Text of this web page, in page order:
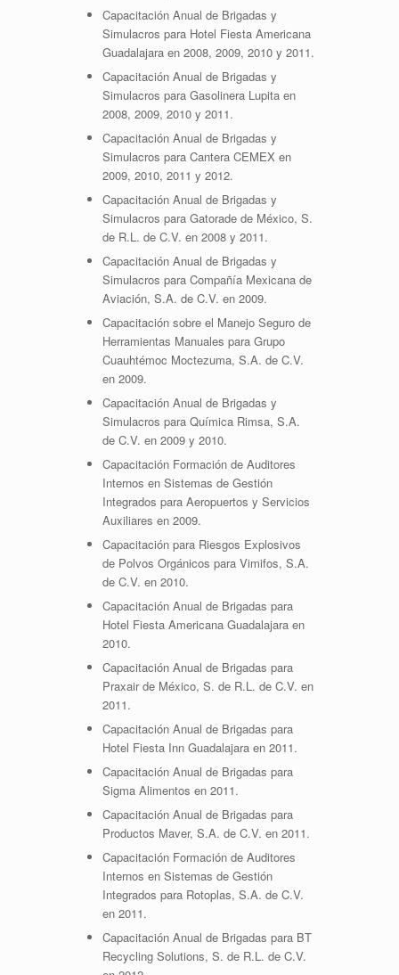
Capacitación Anual de Brigadas y
Simulacros para Hotel Fiesta Americana
Guadalajara en 2008, 2009, 2010 y 2011.
Capacitación Anual de Brigadas y
Simulacros para Gasolinera Lupita en
2008, 2009, 2010 y 2011.
Capacitación Anual de Brigadas y
Simulacros para Cantera CEMEX en
2009, 2010, 2011 y 2012.
Capacitación Anual de Brigadas y
Simulacros para Gatorade de México, S.
de R.L. de C.V. en 2008 y 2011.
Capacitación Anual de Brigadas y
Simulacros para Compañía Mexicana de
Aviación, S.A. de C.V. en 2009.
Capacitación sobre el Manejo Seguro de
Herramientas Manuales para Grupo
Cuauhtémoc Moctezuma, S.A. de C.V.
en 2009.
Capacitación Anual de Brigadas y
Simulacros para Química Rimsa, S.A.
de C.V. en 2009 y 2010.
Capacitación Formación de Auditores
Internos en Sistemas de Gestión
Integrados para Aeropuertos y Servicios
Auxiliares en 2009.
Capacitación para Riesgos Explosivos
de Polvos Orgánicos para Vimifos, S.A.
de C.V. en 2010.
Capacitación Anual de Brigadas para
Hotel Fiesta Americana Guadalajara en
2010.
Capacitación Anual de Brigadas para
Praxair de México, S. de R.L. de C.V. en
2011.
Capacitación Anual de Brigadas para
Hotel Fiesta Inn Guadalajara en 2011.
Capacitación Anual de Brigadas para
Sigma Alimentos en 2011.
Capacitación Anual de Brigadas para
Productos Maver, S.A. de C.V. en 2011.
Capacitación Formación de Auditores
Internos en Sistemas de Gestión
Integrados para Rotoplas, S.A. de C.V.
en 2011.
Capacitación Anual de Brigadas para BT
Recycling Solutions, S. de R.L. de C.V.